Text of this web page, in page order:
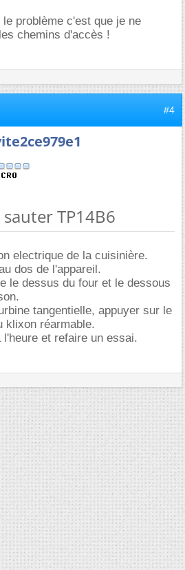
problème c'est que je ne
chemins d'accès !
#4
TP14B6
electrique de la cuisinière.
dos de l'appareil.
le dessus du four et le dessous
tangentielle, appuyer sur le
klixon réarmable.
et refaire un essai.